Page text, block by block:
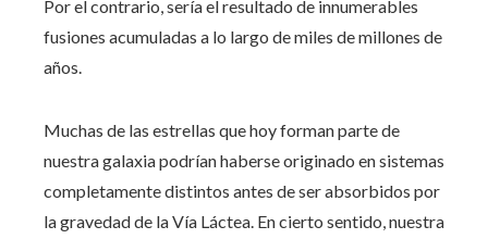
Por el contrario, sería el resultado de innumerables
fusiones acumuladas a lo largo de miles de millones de
años.
Muchas de las estrellas que hoy forman parte de
nuestra galaxia podrían haberse originado en sistemas
completamente distintos antes de ser absorbidos por
la gravedad de la Vía Láctea. En cierto sentido, nuestra